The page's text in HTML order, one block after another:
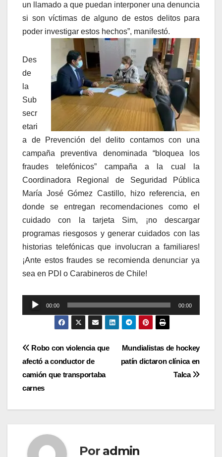
un llamado a que puedan interponer una denuncia
si son víctimas de alguno de estos delitos para
poder investigar estos hechos”, manifestó.
Des
de
la
Sub
secr
etari
a de Prevención del delito contamos con una
campaña preventiva denominada “bloquea los
fraudes telefónicos” campaña a la cual la
Coordinadora Regional de Seguridad Pública
María José Gómez Castillo, hizo referencia, en
donde se entregan recomendaciones como el
cuidado con la tarjeta Sim, ¡no descargar
programas riesgosos y generar cuidados con las
historias telefónicas que involucran a familiares!
¡Ante estos fraudes se recomienda denunciar ya
sea en PDI o Carabineros de Chile!
Reproductor
de
00:00 00:00
Navegación
de
entradas
Mundialistas de hockey
patín dictaron clínica en
Talca
Robo con violencia que
afectó a conductor de
camión que transportaba
carnes
Por admin